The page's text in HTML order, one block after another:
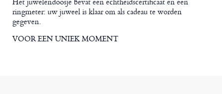
ringmeter: uw juweel is klaar om als cadeau te worden
gegeven.
VOOR EEN UNIEK MOMENT